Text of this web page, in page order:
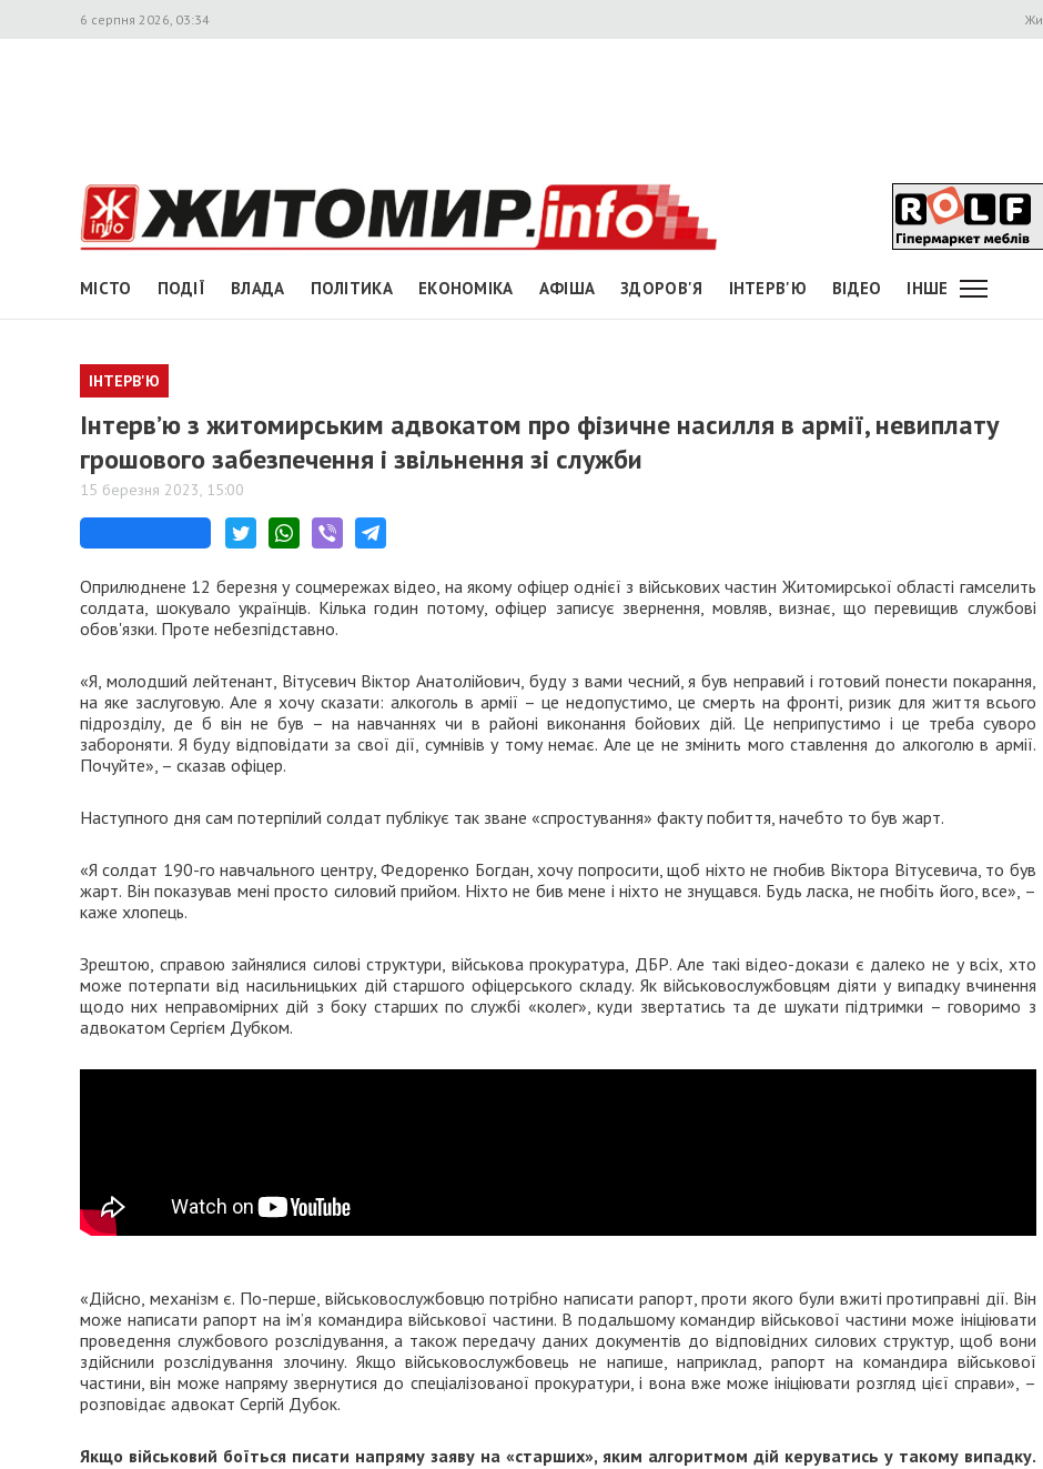
6 серпня 2026, 03:34
МІСТО ПОДІЇ ВЛАДА ПОЛІТИКА ЕКОНОМІКА АФІША ЗДОРОВ'Я ІНТЕРВ'Ю ВІДЕО ІНШЕ
ІНТЕРВ'Ю
Інтерв’ю з житомирським адвокатом про фізичне насилля в армії, невиплату
грошового забезпечення і звільнення зі служби
15 березня 2023, 15:00
Оприлюднене 12 березня у соцмережах відео, на якому офіцер однієї з військових частин Житомирської області гамселить
солдата, шокувало українців. Кілька годин потому, офіцер записує звернення, мовляв, визнає, що перевищив службові
обов'язки. Проте небезпідставно.
«Я, молодший лейтенант, Вітусевич Віктор Анатолійович, буду з вами чесний, я був неправий і готовий понести покарання,
на яке заслуговую. Але я хочу сказати: алкоголь в армії – це недопустимо, це смерть на фронті, ризик для життя всього
підрозділу, де б він не був – на навчаннях чи в районі виконання бойових дій. Це неприпустимо і це треба суворо
забороняти. Я буду відповідати за свої дії, сумнівів у тому немає. Але це не змінить мого ставлення до алкоголю в армії.
Почуйте», – сказав офіцер.
Наступного дня сам потерпілий солдат публікує так зване «спростування» факту побиття, начебто то був жарт.
«Я солдат 190-го навчального центру, Федоренко Богдан, хочу попросити, щоб ніхто не гнобив Віктора Вітусевича, то був
жарт. Він показував мені просто силовий прийом. Ніхто не бив мене і ніхто не знущався. Будь ласка, не гнобіть його, все», –
каже хлопець.
Зрештою, справою зайнялися силові структури, військова прокуратура, ДБР. Але такі відео-докази є далеко не у всіх, хто
може потерпати від насильницьких дій старшого офіцерського складу. Як військовослужбовцям діяти у випадку вчинення
щодо них неправомірних дій з боку старших по службі «колег», куди звертатись та де шукати підтримки – говоримо з
адвокатом Сергієм Дубком.
«Дійсно, механізм є. По-перше, військовослужбовцю потрібно написати рапорт, проти якого були вжиті протиправні дії. Він
може написати рапорт на ім’я командира військової частини. В подальшому командир військової частини може ініціювати
проведення службового розслідування, а також передачу даних документів до відповідних силових структур, щоб вони
здійснили розслідування злочину. Якщо військовослужбовець не напише, наприклад, рапорт на командира військової
частини, він може напряму звернутися до спеціалізованої прокуратури, і вона вже може ініціювати розгляд цієї справи», –
розповідає адвокат Сергій Дубок.
Якщо військовий боїться писати напряму заяву на «старших», яким алгоритмом дій керуватись у такому випадку.